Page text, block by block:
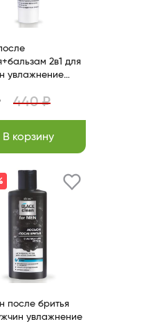
2в1 для
увлажнение
440 ₽
В корзину
после бритья
увлажнение